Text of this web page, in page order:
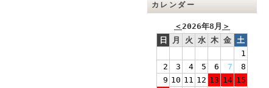
カレンダー
＜2026年8月 ＞
日
月 火 水 木 金 土
1
2
3 4 5 6 7
8
9 10 11 12 13 14 15